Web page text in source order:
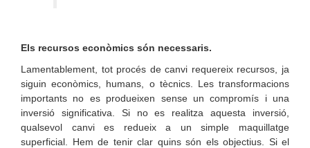
Els recursos econòmics són necessaris.
Lamentablement, tot procés de canvi requereix recursos, ja
siguin econòmics, humans, o tècnics. Les transformacions
importants no es produeixen sense un compromís i una
inversió significativa. Si no es realitza aquesta inversió,
qualsevol canvi es redueix a un simple maquillatge
superficial. Hem de tenir clar quins són els objectius. Si el